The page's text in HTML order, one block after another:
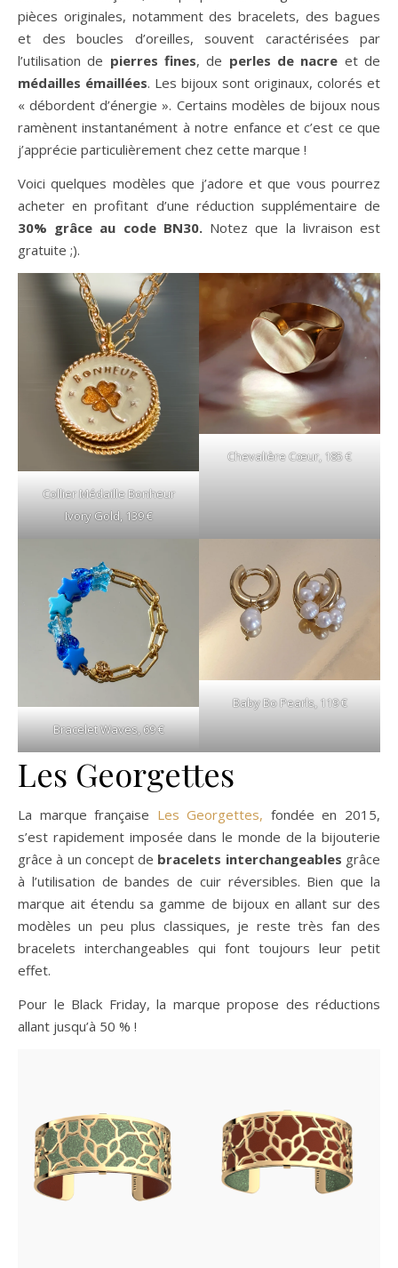
pièces originales, notamment des bracelets, des bagues
et des boucles d’oreilles, souvent caractérisées par
l’utilisation de pierres fines, de perles de nacre et de
médailles émaillées. Les bijoux sont originaux, colorés et
« débordent d’énergie ». Certains modèles de bijoux nous
ramènent instantanément à notre enfance et c’est ce que
j’apprécie particulièrement chez cette marque !
Voici quelques modèles que j’adore et que vous pourrez
acheter en profitant d’une réduction supplémentaire de
30% grâce au code BN30.Notez que la livraison est
gratuite ;).
Collier Médaille Bonheur
Ivory Gold, 139 €
Chevalière Cœur, 185 €
Bracelet Waves, 69 €
Baby Bo Pearls, 119 €
Les Georgettes
La marque française Les Georgettes, fondée en 2015,
s’est rapidement imposée dans le monde de la bijouterie
grâce à un concept de bracelets interchangeables grâce
à l’utilisation de bandes de cuir réversibles. Bien que la
marque ait étendu sa gamme de bijoux en allant sur des
modèles un peu plus classiques, je reste très fan des
bracelets interchangeables qui font toujours leur petit
effet.
Pour le Black Friday, la marque propose des réductions
allant jusqu’à 50 % !